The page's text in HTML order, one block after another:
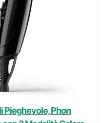
Pieghevole, Phon